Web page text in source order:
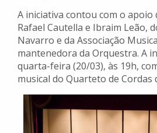
A iniciativa contou com o
Rafael Cautella e Ibraim Leão,
Navarro e da Associação
mantenedora da Orquestra. A
quarta-feira (20/03), às 19h,
musical do Quarteto de Cordas